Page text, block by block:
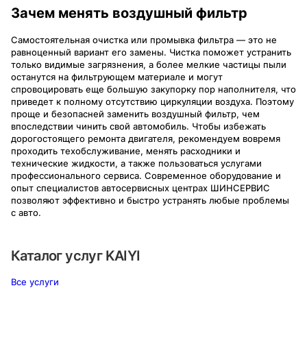
Зачем менять воздушный фильтр
Самостоятельная очистка или промывка фильтра — это не
равноценный вариант его замены. Чистка поможет устранить
только видимые загрязнения, а более мелкие частицы пыли
останутся на фильтрующем материале и могут
спровоцировать еще большую закупорку пор наполнителя, что
приведет к полному отсутствию циркуляции воздуха. Поэтому
проще и безопасней заменить воздушный фильтр, чем
впоследствии чинить свой автомобиль. Чтобы избежать
дорогостоящего ремонта двигателя, рекомендуем вовремя
проходить техобслуживание, менять расходники и
технические жидкости, а также пользоваться услугами
профессионального сервиса. Современное оборудование и
опыт специалистов автосервисных центрах ШИНСЕРВИС
позволяют эффективно и быстро устранять любые проблемы
с авто.
Каталог услуг KAIYI
Все услуги